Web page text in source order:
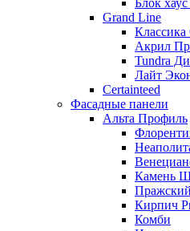
Блок
Grand Line
Классика
Акрил
Tundra
Лайт
Certainteed
Фасадные панели
Альта Профиль
Камень
Кирпич
Комби